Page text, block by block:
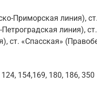
Приморская линия),
линия),
ст. «Спасская»
154,169, 180, 186, 350